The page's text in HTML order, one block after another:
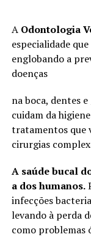
A Odontologia
especialidade
englobando a
doenças
na boca, dentes
cuidam da
tratamentos que
cirurgias
A saúde bucal
a dos humanos.
infecções
levando à perda
como problemas